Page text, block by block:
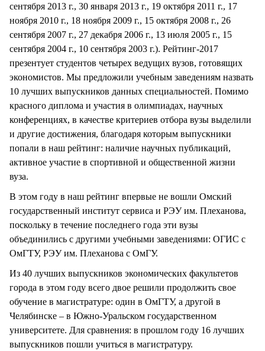
сентября 2013 г., 30 января 2013 г., 19 октября 2011 г., 17
ноября 2010 г., 18 ноября 2009 г., 15 октября 2008 г., 26
сентября 2007 г., 27 декабря 2006 г., 13 июля 2005 г., 15
сентября 2004 г., 10 сентября 2003 г.). Рейтинг-2017
презентует студентов четырех ведущих вузов, готовящих
экономистов. Мы предложили учебным заведениям назвать
10 лучших выпускников данных специальностей. Помимо
красного диплома и участия в олимпиадах, научных
конференциях, в качестве критериев отбора вузы выделили
и другие достижения, благодаря которым выпускники
попали в наш рейтинг: наличие научных публикаций,
активное участие в спортивной и общественной жизни
вуза.
В этом году в наш рейтинг впервые не вошли Омский
государственный институт сервиса и РЭУ им. Плеханова,
поскольку в течение последнего года эти вузы
объединились с другими учебными заведениями: ОГИС с
ОмГТУ, РЭУ им. Плеханова с ОмГУ.
Из 40 лучших выпускников экономических факультетов
города в этом году всего двое решили продолжить свое
обучение в магистратуре: один в ОмГТУ, а другой в
Челябинске – в Южно-Уральском государственном
университете. Для сравнения: в прошлом году 16 лучших
выпускников пошли учиться в магистратуру.